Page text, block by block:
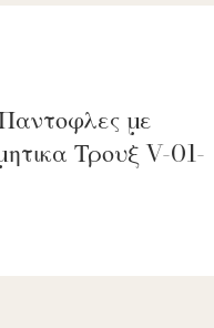
με
Τρουξ V-01-